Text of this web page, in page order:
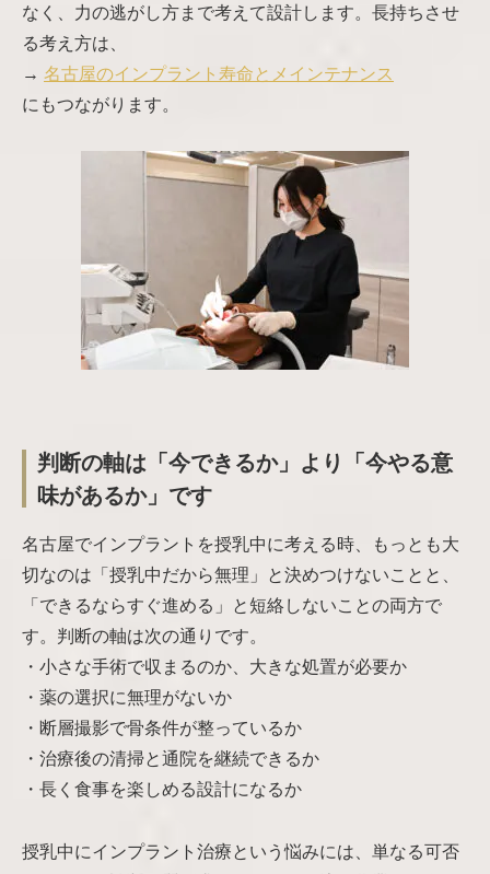
なく、力の逃がし方まで考えて設計します。長持ちさせ
る考え方は、
→ 名古屋のインプラント寿命とメインテナンス
にもつながります。
判断の軸は「今できるか」より「今やる意
味があるか」です
名古屋でインプラントを授乳中に考える時、もっとも大
切なのは「授乳中だから無理」と決めつけないことと、
「できるならすぐ進める」と短絡しないことの両方で
す。判断の軸は次の通りです。
・小さな手術で収まるのか、大きな処置が必要か
・薬の選択に無理がないか
・断層撮影で骨条件が整っているか
・治療後の清掃と通院を継続できるか
・長く食事を楽しめる設計になるか
授乳中にインプラント治療という悩みには、単なる可否